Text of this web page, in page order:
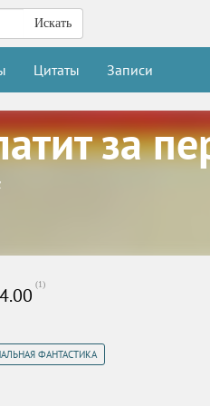
Искать
Цитаты Записи
за
4.00 (1)
ФАНТАСТИКА